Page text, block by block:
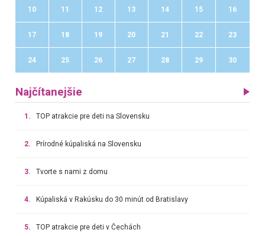
10 11 12 13 14 15 16
17 18 19 20 21 22 23
24 25 26 27 28 29 30
Najčítanejšie
1. TOP atrakcie pre deti na Slovensku
2. Prírodné kúpaliská na Slovensku
3. Tvorte s nami z domu
4. Kúpaliská v Rakúsku do 30 minút od Bratislavy
5. TOP atrakcie pre deti v Čechách